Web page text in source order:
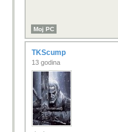
Moj PC
TKScump
13 godina